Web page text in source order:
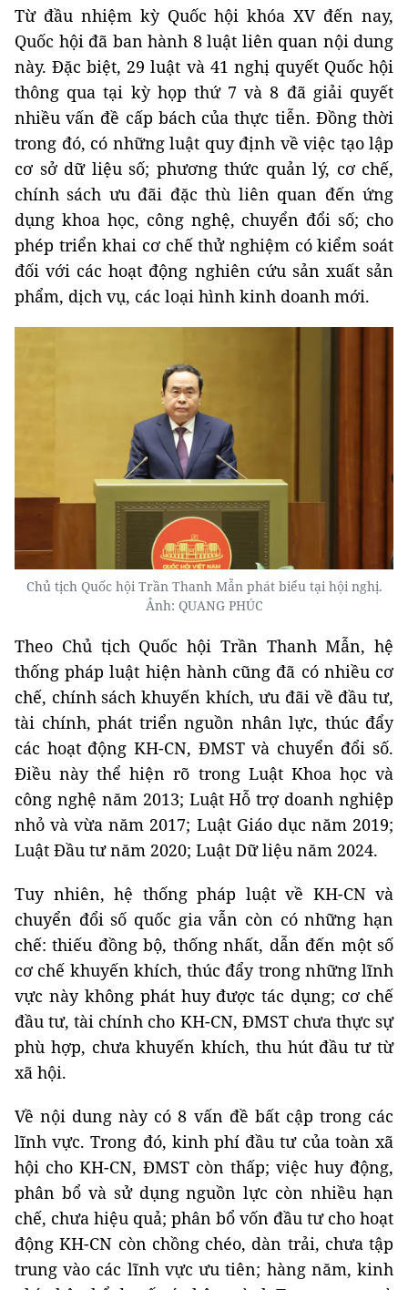
Từ đầu nhiệm kỳ Quốc hội khóa XV đến nay,
Quốc hội đã ban hành 8 luật liên quan nội dung
này. Đặc biệt, 29 luật và 41 nghị quyết Quốc hội
thông qua tại kỳ họp thứ 7 và 8 đã giải quyết
nhiều vấn đề cấp bách của thực tiễn. Đồng thời
trong đó, có những luật quy định về việc tạo lập
cơ sở dữ liệu số; phương thức quản lý, cơ chế,
chính sách ưu đãi đặc thù liên quan đến ứng
dụng khoa học, công nghệ, chuyển đổi số; cho
phép triển khai cơ chế thử nghiệm có kiểm soát
đối với các hoạt động nghiên cứu sản xuất sản
phẩm, dịch vụ, các loại hình kinh doanh mới.
Chủ tịch Quốc hội Trần Thanh Mẫn phát biểu tại hội nghị.
Ảnh: QUANG PHÚC
Theo Chủ tịch Quốc hội Trần Thanh Mẫn, hệ
thống pháp luật hiện hành cũng đã có nhiều cơ
chế, chính sách khuyến khích, ưu đãi về đầu tư,
tài chính, phát triển nguồn nhân lực, thúc đẩy
các hoạt động KH-CN, ĐMST và chuyển đổi số.
Điều này thể hiện rõ trong Luật Khoa học và
công nghệ năm 2013; Luật Hỗ trợ doanh nghiệp
nhỏ và vừa năm 2017; Luật Giáo dục năm 2019;
Luật Đầu tư năm 2020; Luật Dữ liệu năm 2024.
Tuy nhiên, hệ thống pháp luật về KH-CN và
chuyển đổi số quốc gia vẫn còn có những hạn
chế: thiếu đồng bộ, thống nhất, dẫn đến một số
cơ chế khuyến khích, thúc đẩy trong những lĩnh
vực này không phát huy được tác dụng; cơ chế
đầu tư, tài chính cho KH-CN, ĐMST chưa thực sự
phù hợp, chưa khuyến khích, thu hút đầu tư từ
xã hội.
Về nội dung này có 8 vấn đề bất cập trong các
lĩnh vực. Trong đó, kinh phí đầu tư của toàn xã
hội cho KH-CN, ĐMST còn thấp; việc huy động,
phân bổ và sử dụng nguồn lực còn nhiều hạn
chế, chưa hiệu quả; phân bổ vốn đầu tư cho hoạt
động KH-CN còn chồng chéo, dàn trải, chưa tập
trung vào các lĩnh vực ưu tiên; hàng năm, kinh